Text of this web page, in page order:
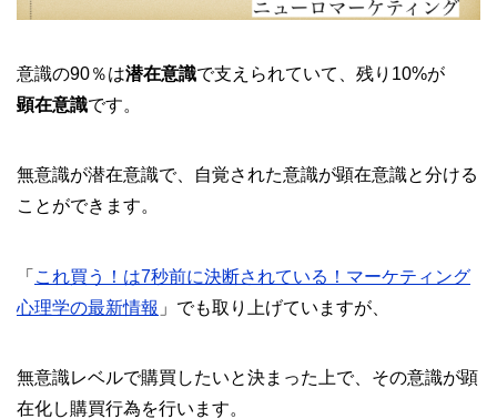
意識の90％は潜在意識で支えられていて、残り10%が
顕在意識です。
無意識が潜在意識で、自覚された意識が顕在意識と分ける
ことができます。
「 これ買う！は7秒前に決断されている！マーケティング
心理学の最新情報 」でも取り上げていますが、
無意識レベルで購買したいと決まった上で、その意識が顕
在化し購買行為を行います。